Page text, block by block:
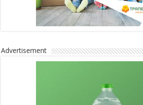
Advertisement